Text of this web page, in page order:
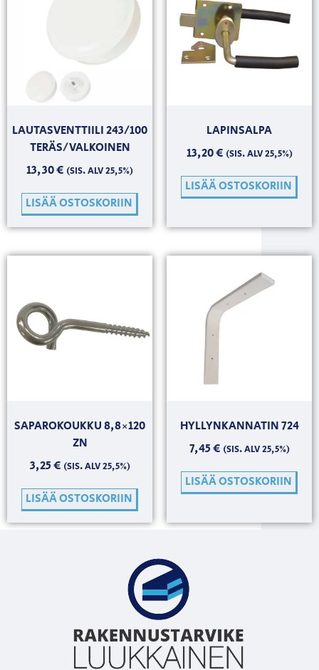
LAUTASVENTTIILI 243/100
TERÄS/VALKOINEN
13,30€ (SIS. ALV 25,5%)
LISÄÄ OSTOSKORIIN
LAPINSALPA
13,20€ (SIS. ALV 25,5%)
LISÄÄ OSTOSKORIIN
SAPAROKOUKKU 8,8×120
ZN
3,25€ (SIS. ALV 25,5%)
LISÄÄ OSTOSKORIIN
HYLLYNKANNATIN 724
7,45€ (SIS. ALV 25,5%)
LISÄÄ OSTOSKORIIN